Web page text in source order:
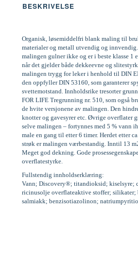
BESKRIVELSE
Organisk, løsemiddelfri blank maling til
materialer og metall utvendig og
malingen gulner ikke og er i beste klasse 1
når det gjelder både dekkeevne og
malingen trygg for leker i henhold til DIN
den oppfyller DIN 53160, som garanterer
svettemotstand. Innholdsrike tresorter
FOR LIFE Tregrunning nr. 510, som også
de hvite versjonene av malingen. Den
knotter og gavesyrer etc. Øvrige overflater
selve malingen – fortynnes med 5 % vann
male en gang til etter 6 timer. Herdet etter
strøk er malingen værbestandig. Inntil 13
Meget god dekning. Gode
overflatestyrke.
Fullstendig innholdserklæring:
Vann; Discovery®; titandioksid; kiselsyre;
ricinusolje overflateaktive stoffer; silikater;
salmiakk; benzisotiazolinon;